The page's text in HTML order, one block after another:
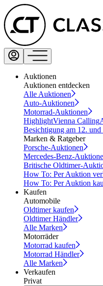
Auktionen
Auktionen entdecken
Alle Auktionen
Auto-Auktionen
Motorrad-Auktionen
HighlightVienna Calling
Besichtigung am 12. und
Marken & Ratgeber
Porsche-Auktionen
Mercedes-Benz-
Britische Oldtimer-
How To: Per Auktion
How To: Per Auktion
Kaufen
Automobile
Oldtimer kaufen
Oldtimer Händler
Alle Marken
Motorräder
Motorrad kaufen
Motorrad Händler
Alle Marken
Verkaufen
Privat